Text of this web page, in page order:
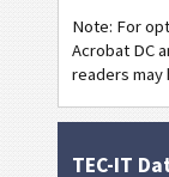
Note: For
Acrobat DC
readers may
TEC-IT